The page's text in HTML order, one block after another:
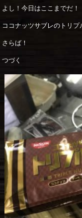
よし！今日はここまでだ！
ココナッツサブレのトリ
さらば！
つづく